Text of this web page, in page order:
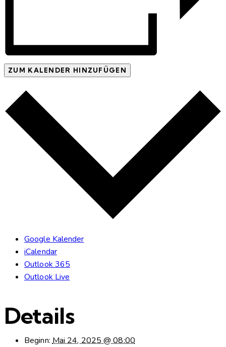
ZUM KALENDER HINZUFÜGEN
Google Kalender
iCalendar
Outlook 365
Outlook Live
Details
Beginn: Mai 24, 2025 @ 08:00